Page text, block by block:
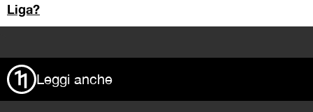
Liga?
Leggi anche